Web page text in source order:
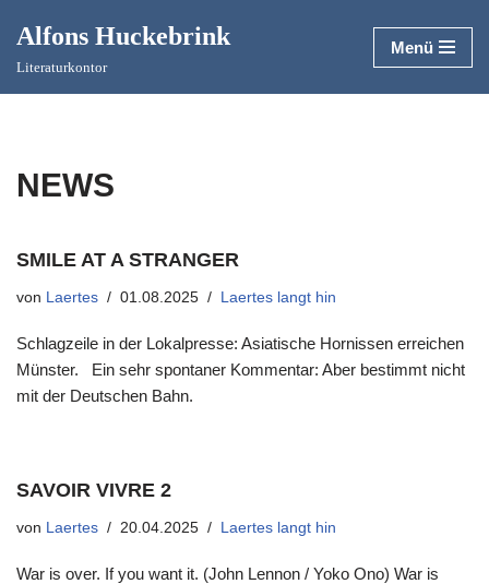
Zum
Alfons Huckebrink
Literaturkontor
Menü
NEWS
SMILE AT A STRANGER
von Laertes 01.08.2025 Laertes langt hin
Schlagzeile in der Lokalpresse: Asiatische Hornissen erreichen
Münster. Ein sehr spontaner Kommentar: Aber bestimmt nicht
mit der Deutschen Bahn.
SAVOIR VIVRE 2
von Laertes 20.04.2025 Laertes langt hin
War is over. If you want it. (John Lennon / Yoko Ono) War is